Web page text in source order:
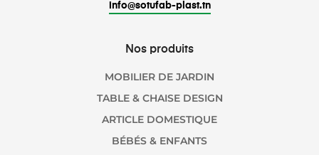
info@sotufab-plast.tn
Nos produits
MOBILIER DE JARDIN
TABLE & CHAISE DESIGN
ARTICLE DOMESTIQUE
BÉBÉS & ENFANTS